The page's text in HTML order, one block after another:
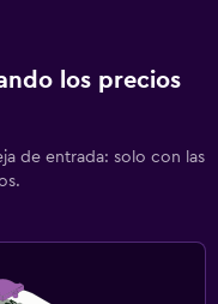
los precios
de entrada: solo con las